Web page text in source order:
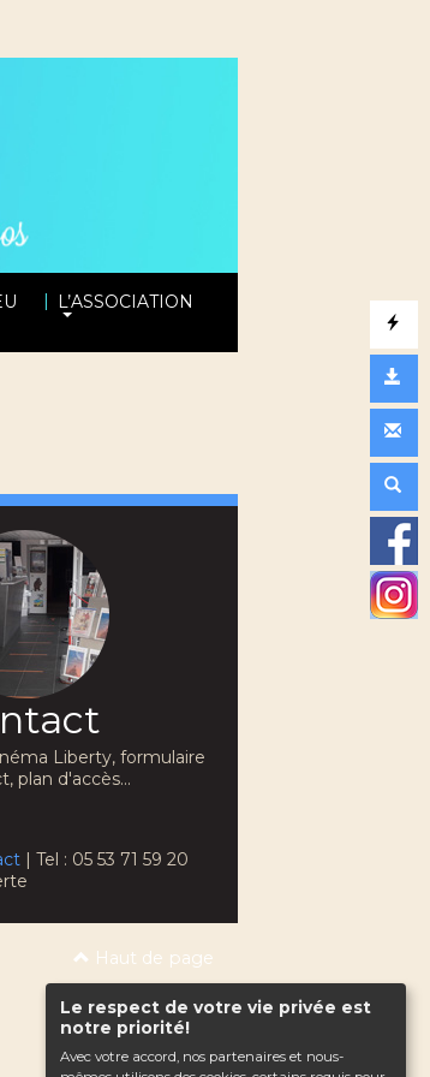
Le respect de votre vie privée est
notre priorité!
Avec votre accord, nos partenaires et nous-
| L’ASSOCIATION
Liberty, formulaire
plan d'accès...
| Tel : 05 53 71 59 20
Haut de page